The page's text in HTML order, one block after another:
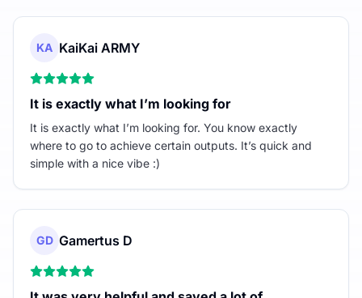
KA KaiKai ARMY
It is exactly what I’m looking for
It is exactly what I’m looking for. You know exactly
where to go to achieve certain outputs. It’s quick and
simple with a nice vibe :)
GD Gamertus D